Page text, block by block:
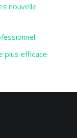
nouvelle
plus efficace